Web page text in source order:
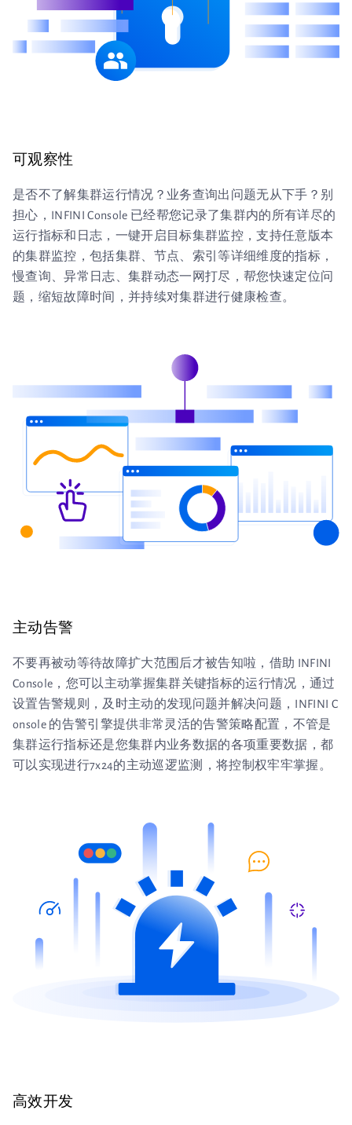
可观察性
是否不了解集群运行情况？业务查询出问题无从下手？别
担心，INFINI Console 已经帮您记录了集群内的所有详尽的
运行指标和日志，一键开启目标集群监控，支持任意版本
的集群监控，包括集群、节点、索引等详细维度的指标，
慢查询、异常日志、集群动态一网打尽，帮您快速定位问
题，缩短故障时间，并持续对集群进行健康检查。
主动告警
不要再被动等待故障扩大范围后才被告知啦，借助 INFINI
Console，您可以主动掌握集群关键指标的运行情况，通过
设置告警规则，及时主动的发现问题并解决问题，INFINI C
onsole 的告警引擎提供非常灵活的告警策略配置，不管是
集群运行指标还是您集群内业务数据的各项重要数据，都
可以实现进行7x24的主动巡逻监测，将控制权牢牢掌握。
高效开发